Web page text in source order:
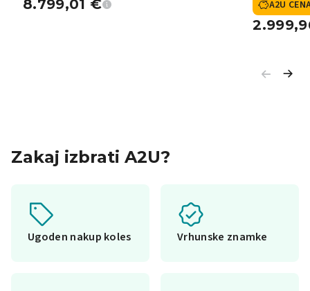
8.799,01 € A2U
Zakaj izbrati A2U?
Ugoden nakup koles Vrhunske znamke